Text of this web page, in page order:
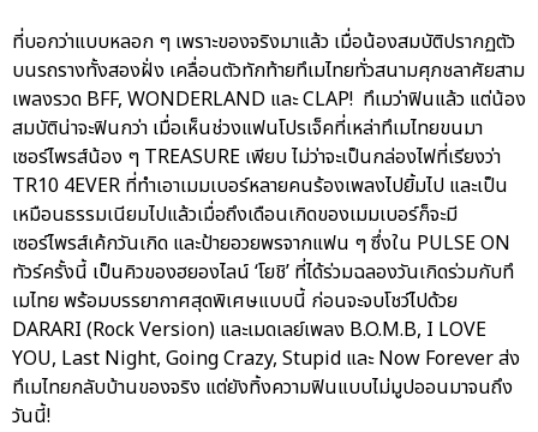
ที่บอกว่าแบบหลอก ๆ เพราะของจริงมาแล้ว เมื่อน้องสมบัติปรากฏตัว
บนรถรางทั้งสองฝั่ง เคลื่อนตัวทักท้ายทึเมไทยทั่วสนามศุภชลาศัยสาม
เพลงรวด BFF, WONDERLAND และ CLAP! ทึเมว่าฟินแล้ว แต่น้อง
สมบัติน่าจะฟินกว่า เมื่อเห็นช่วงแฟนโปรเจ็คที่เหล่าทึเมไทยขนมา
เซอร์ไพรส์น้อง ๆ TREASURE เพียบ ไม่ว่าจะเป็นกล่องไฟที่เรียงว่า
TR10 4EVER ที่ทำเอาเมมเบอร์หลายคนร้องเพลงไปยิ้มไป และเป็น
เหมือนธรรมเนียมไปแล้วเมื่อถึงเดือนเกิดของเมมเบอร์ก็จะมี
เซอร์ไพรส์เค้กวันเกิด และป้ายอวยพรจากแฟน ๆ ซึ่งใน PULSE ON
ทัวร์ครั้งนี้ เป็นคิวของฮยองไลน์ ‘โยชิ’ ที่ได้ร่วมฉลองวันเกิดร่วมกับทึ
เมไทย พร้อมบรรยากาศสุดพิเศษแบบนี้ ก่อนจะจบโชว์ไปด้วย
DARARI (Rock Version) และเมดเลย์เพลง B.O.M.B, I LOVE
YOU, Last Night, Going Crazy, Stupid และ Now Forever ส่ง
ทึเมไทยกลับบ้านของจริง แต่ยังทิ้งความฟินแบบไม่มูปออนมาจนถึง
วันนี้!